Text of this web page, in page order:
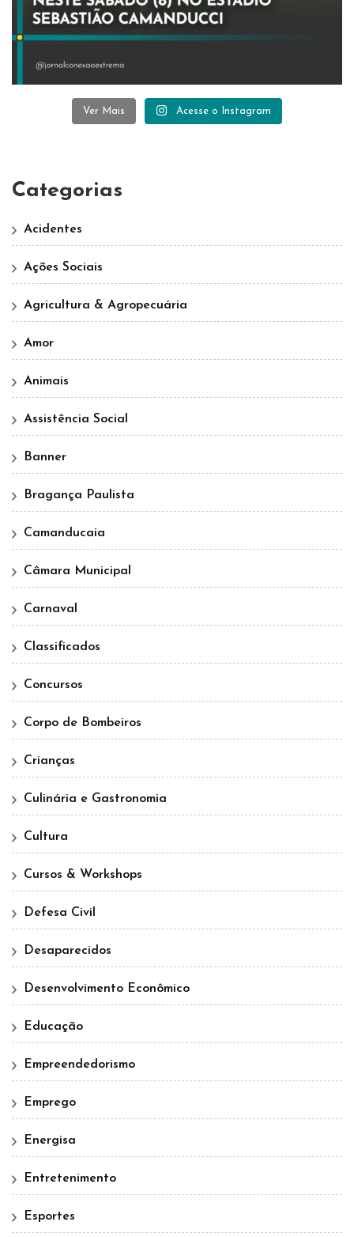
Ver Mais Acesse o Instagram
Categorias
Acidentes
Ações Sociais
Agricultura & Agropecuária
Amor
Animais
Assistência Social
Banner
Bragança Paulista
Camanducaia
Câmara Municipal
Carnaval
Classificados
Concursos
Corpo de Bombeiros
Crianças
Culinária e Gastronomia
Cultura
Cursos & Workshops
Defesa Civil
Desaparecidos
Desenvolvimento Econômico
Educação
Empreendedorismo
Emprego
Energisa
Entretenimento
Esportes